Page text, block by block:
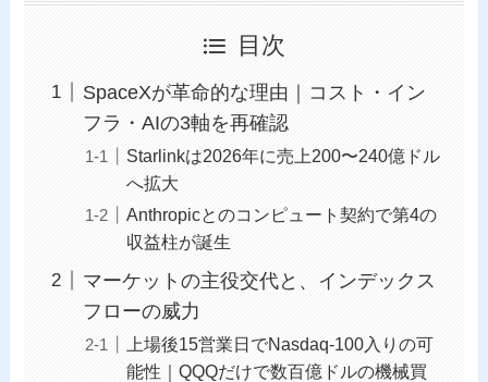
目次
SpaceXが革命的な理由｜コスト・イン
フラ・AIの3軸を再確認
Starlinkは2026年に売上200〜240億ドル
へ拡大
Anthropicとのコンピュート契約で第4の
収益柱が誕生
マーケットの主役交代と、インデックス
フローの威力
上場後15営業日でNasdaq-100入りの可
能性｜QQQだけで数百億ドルの機械買